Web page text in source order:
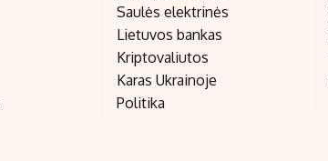
Saulės elektrinės
Lietuvos bankas
Kriptovaliutos
Karas Ukrainoje
Politika